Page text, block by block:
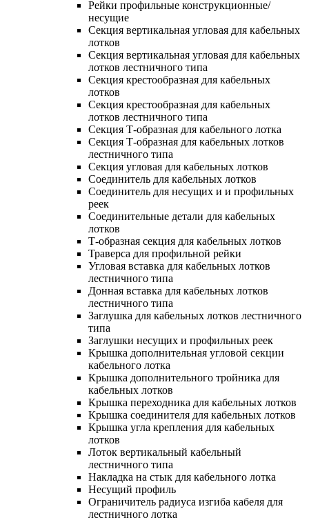
Рейки профильные конструкционные/
несущие
Секция вертикальная угловая для кабельных
лотков
Секция вертикальная угловая для кабельных
лотков лестничного типа
Секция крестообразная для кабельных
лотков
Секция крестообразная для кабельных
лотков лестничного типа
Секция Т-образная для кабельного лотка
Секция Т-образная для кабельных лотков
лестничного типа
Секция угловая для кабельных лотков
Соединитель для кабельных лотков
Соединитель для несущих и и профильных
реек
Соединительные детали для кабельных
лотков
Т-образная секция для кабельных лотков
Траверса для профильной рейки
Угловая вставка для кабельных лотков
лестничного типа
Донная вставка для кабельных лотков
лестничного типа
Заглушка для кабельных лотков лестничного
типа
Заглушки несущих и профильных реек
Крышка дополнительная угловой секции
кабельного лотка
Крышка дополнительного тройника для
кабельных лотков
Крышка переходника для кабельных лотков
Крышка соединителя для кабельных лотков
Крышка угла крепления для кабельных
лотков
Лоток вертикальный кабельный
лестничного типа
Накладка на стык для кабельного лотка
Несущий профиль
Ограничитель радиуса изгиба кабеля для
лестничного лотка